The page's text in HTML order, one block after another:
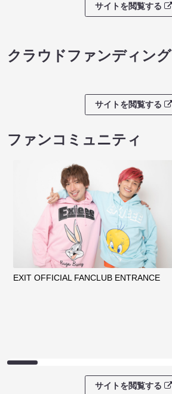
サイトを閲覧する
クラウドファンディング
サイトを閲覧する
ファンコミュニティ
EXIT OFFICIAL FANCLUB ENTRANCE
サイトを閲覧する